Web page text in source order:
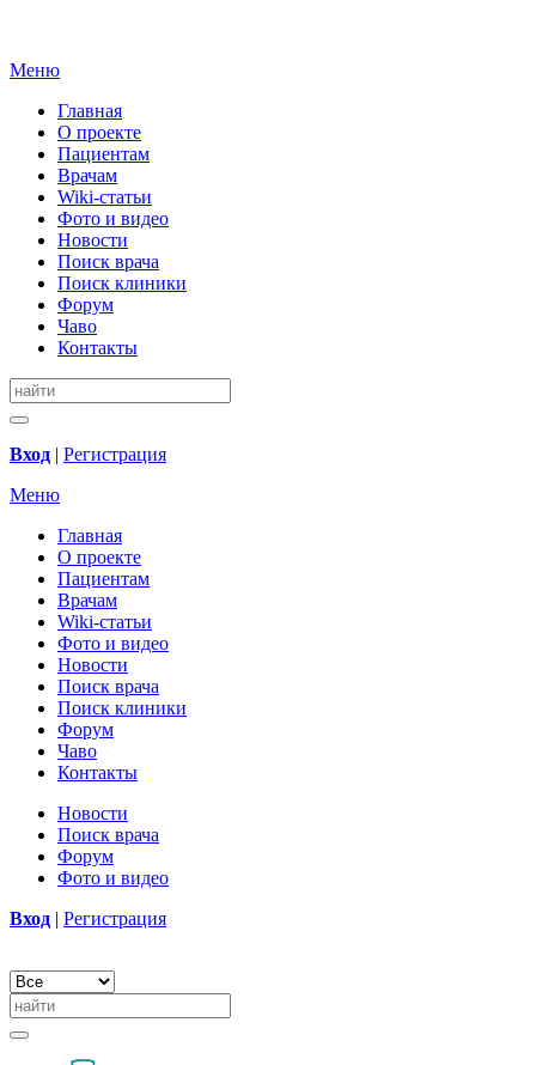
Меню
Главная
О проекте
Пациентам
Врачам
Wiki-статьи
Фото и видео
Новости
Поиск врача
Поиск клиники
Форум
Чаво
Контакты
Вход | Регистрация
Меню
Главная
О проекте
Пациентам
Врачам
Wiki-статьи
Фото и видео
Новости
Поиск врача
Поиск клиники
Форум
Чаво
Контакты
Новости
Поиск врача
Форум
Фото и видео
Вход | Регистрация